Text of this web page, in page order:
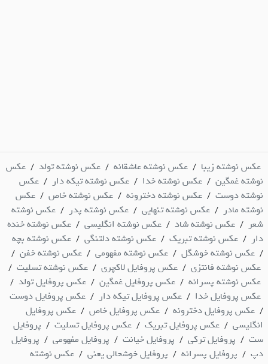
عکس نوشته زیبا / عکس نوشته عاشقانه / عکس نوشته تولد / عکس
نوشته غمگین / عکس نوشته خدا / عکس نوشته تیکه دار / عکس
نوشته دوست / عکس نوشته دخترونه / عکس نوشته خاص / عکس
نوشته مادر / عکس نوشته تنهایی / عکس نوشته پدر / عکس نوشته
شعر / عکس نوشته شاد / عکس نوشته انگلیسی / عکس نوشته خنده
دار / عکس نوشته تبریک / عکس نوشته دلتنگی / عکس نوشته بچه
/ عکس نوشته خوشگل / عکس نوشته مفهومی / عکس نوشته خفن /
عکس نوشته فانتزی / عکس پروفایل لاکچری / عکس نوشته تسلیت /
عکس نوشته پسرانه / عکس پروفایل غمگین / عکس پروفایل تولد /
عکس پروفایل خدا / عکس پروفایل تیکه دار / عکس پروفایل دوست
/ عکس پروفایل دخترونه / عکس پروفایل خاص / عکس پروفایل
انگلیسی / عکس پروفایل تبریک / عکس پروفایل تسلیت / پروفایل
ست / پروفایل ترکی / پروفایل خیانت / پروفایل مفهومی / پروفایل
دپ / پروفایل پسرانه / پروفایل خوشحالی یعنی / عکس نوشته